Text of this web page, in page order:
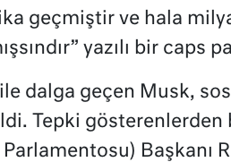
geçmiştir ve hala
yazılı bir caps
dalga geçen Musk,
Tepki gösterenlerden
Başkanı